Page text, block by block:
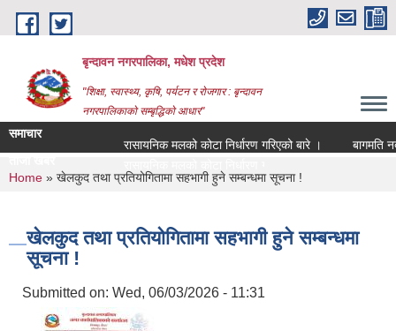
Skip to main content
बृन्दावन नगरपालिका, मधेश प्रदेश
"शिक्षा, स्वास्थ्य, कृषि, पर्यटन र रोजगार : बृन्दावन
नगरपालिकाको सम्बृद्धिको आधार"
समाचार
रासायनिक मलको कोटा निर्धारण गरिएको बारे ।
बागमति
You are here
Home » खेलकुद तथा प्रतियोगितामा सहभागी हुने सम्बन्धमा सूचना !
खेलकुद तथा प्रतियोगितामा सहभागी हुने सम्बन्धमा
सूचना !
Submitted on: Wed, 06/03/2026 - 11:31